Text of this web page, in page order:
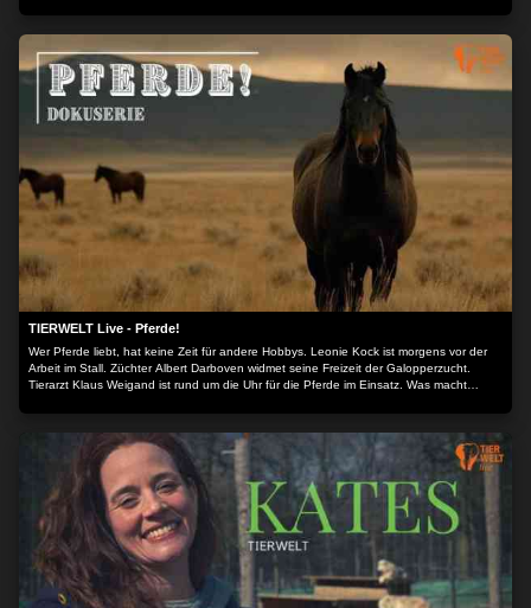
TIERWELT Live - Pferde!
Wer Pferde liebt, hat keine Zeit für andere Hobbys. Leonie Kock ist morgens vor der
Arbeit im Stall. Züchter Albert Darboven widmet seine Freizeit der Galopperzucht.
Tierarzt Klaus Weigand ist rund um die Uhr für die Pferde im Einsatz. Was macht
ihren Alltag.